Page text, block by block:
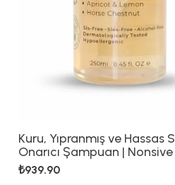
Kuru, Yıpranmış ve Hassas
Onarıcı Şampuan |
₺939.90